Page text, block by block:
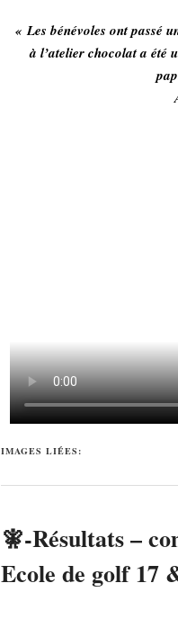
« Les bénévoles ont passé
à l’atelier chocolat a été
IMAGES LIÉES:
🧚-Résultats –
Ecole de golf 17